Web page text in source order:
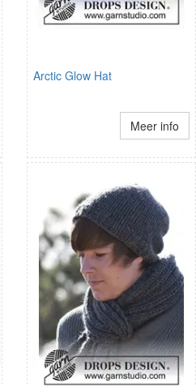
Arctic Glow Hat
Meer info